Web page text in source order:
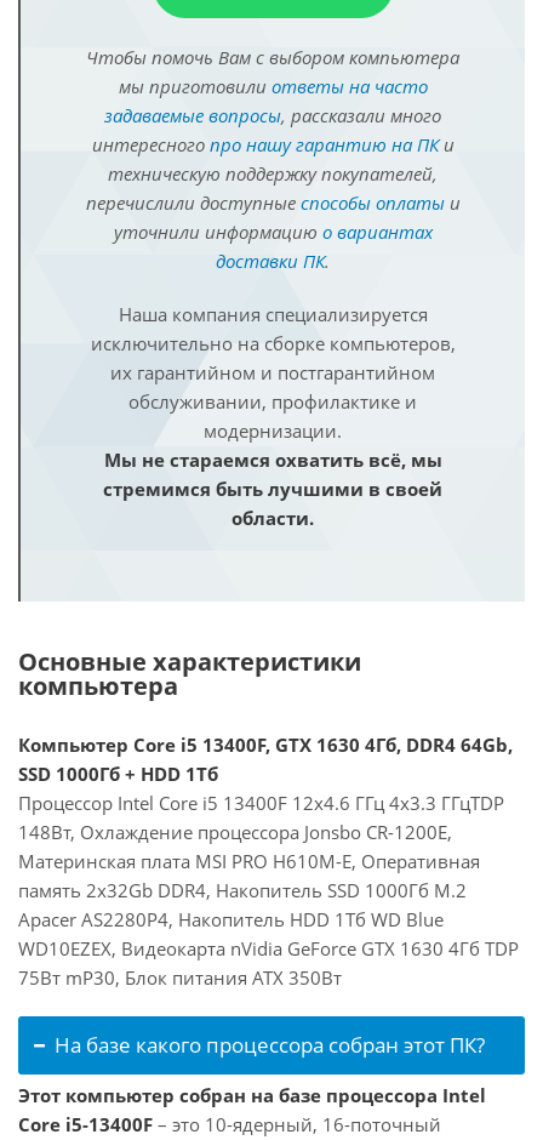
Чтобы помочь Вам с выбором компьютера
мы приготовили ответы на часто
задаваемые вопросы, рассказали много
интересного про нашу гарантию на ПКи
техническую поддержку покупателей,
перечислили доступные способы оплатыи
уточнили информацию о вариантах
доставки ПК.
Наша компания специализируется
исключительно на сборке компьютеров,
их гарантийном и постгарантийном
обслуживании, профилактике и
модернизации.
Мы не стараемся охватить всё, мы
стремимся быть лучшими в своей
области.
Основные характеристики
компьютера
Компьютер Core i5 13400F, GTX 1630 4Гб, DDR4 64Gb,
SSD 1000Гб + HDD 1Тб
Процессор Intel Core i5 13400F 12x4.6 ГГц 4x3.3 ГГцTDP
148Вт, Охлаждение процессора Jonsbo CR-1200E,
Материнская плата MSI PRO H610M-E, Оперативная
память 2x32Gb DDR4, Накопитель SSD 1000Гб M.2
Apacer AS2280P4, Накопитель HDD 1Тб WD Blue
WD10EZEX, Видеокарта nVidia GeForce GTX 1630 4Гб TDP
75Вт mP30, Блок питания ATX 350Вт
На базе какого процессора собран этот ПК?
Этот компьютер собран на базе процессора Intel
Core i5-13400F – это 10-ядерный, 16-поточный